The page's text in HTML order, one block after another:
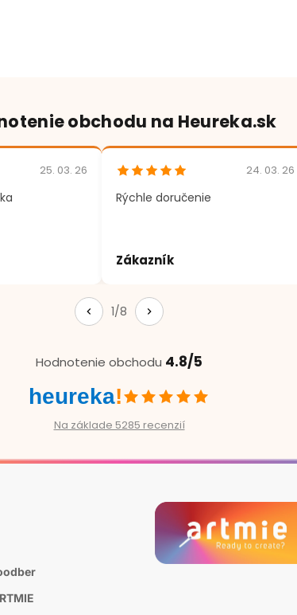
obchodu na Heureka.sk
25. 03. 26 24. 03. 26
Rýchle doručenie
Zákazník
1/8
Hodnotenie obchodu 4.8/5
heureka!
Na základe 5285 recenzií